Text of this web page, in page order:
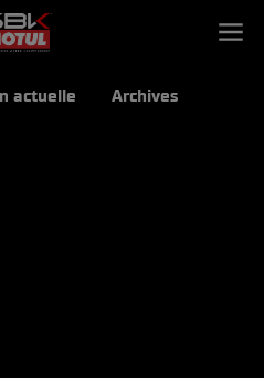
actuelle Archives